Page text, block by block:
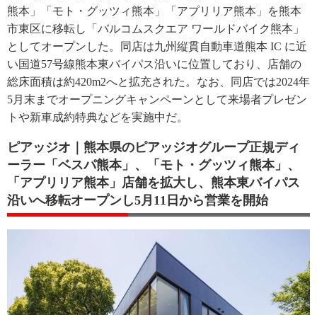
熊本」「モト・グッツィ熊本」「アプリリア熊本」を熊本
市東区に移転し「バルコムスクエア ワールドバイク熊本」
としてオープンした。同店は九州縦貫自動車道熊本 IC に近
い国道57号線熊本東バイパス沿いに位置しており、店舗の
総床面積は約420m2へと拡充された。なお、同店では2024年
5月末までオープニングキャンペーンとして来場者プレゼン
トや新車成約特典などを実施中だ。
ピアッジオ｜熊本県のピアッジオグループ正規ディ
ーラー「ベスパ熊本」、「モト・グッツィ熊本」、
「アプリリア熊本」店舗を拡大し、熊本東バイパス
沿いへ移転オープンし5月11日から営業を開始